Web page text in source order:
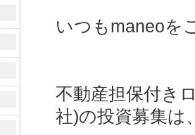
いつもmaneoを
不動産担保付き
社)の投資募集は